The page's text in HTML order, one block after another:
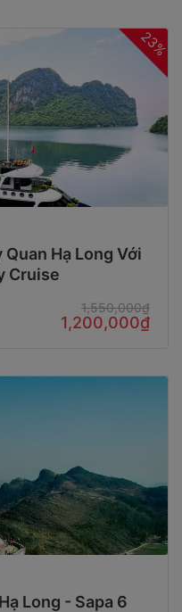
23%
Quan Hạ Long Với
Cruise
1,550,000₫
1,200,000₫
Long - Sapa 6